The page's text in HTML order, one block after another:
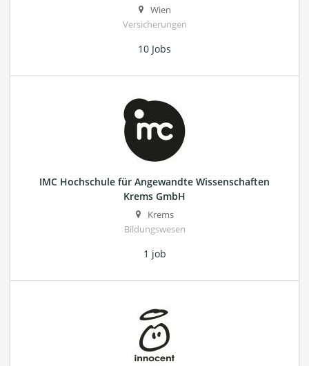
Wien
Versicherungen
10 Jobs
IMC Hochschule für Angewandte Wissenschaften
Krems GmbH
Krems
Bildungswesen
1 job